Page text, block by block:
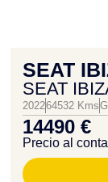
SEAT
SEAT
202264532 Kms
14490 €
Precio al